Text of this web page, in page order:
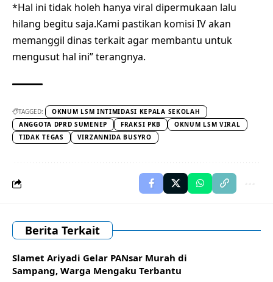
*Hal ini tidak holeh hanya viral dipermukaan lalu
hilang begitu saja.Kami pastikan komisi IV akan
memanggil dinas terkait agar membantu untuk
mengusut hal ini” terangnya.
TAGGED:
OKNUM LSM INTIMIDASI KEPALA SEKOLAH
ANGGOTA DPRD SUMENEP
FRAKSI PKB
OKNUM LSM VIRAL
TIDAK TEGAS
VIRZANNIDA BUSYRO
Berita Terkait
Slamet Ariyadi Gelar PANsar Murah di
Sampang, Warga Mengaku Terbantu